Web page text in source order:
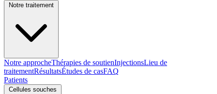
Notre approcheThérapies de soutienInjectionsLieu de
traitementRésultatsÉtudes de casFAQ
Patients